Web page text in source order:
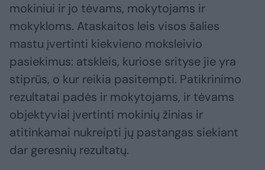
mokiniui ir jo tėvams, mokytojams ir
mokykloms. Ataskaitos leis visos šalies
mastu įvertinti kiekvieno moksleivio
pasiekimus: atskleis, kuriose srityse jie yra
stiprūs, o kur reikia pasitempti. Patikrinimo
rezultatai padės ir mokytojams, ir tėvams
objektyviai įvertinti mokinių žinias ir
atitinkamai nukreipti jų pastangas siekiant
dar geresnių rezultatų.